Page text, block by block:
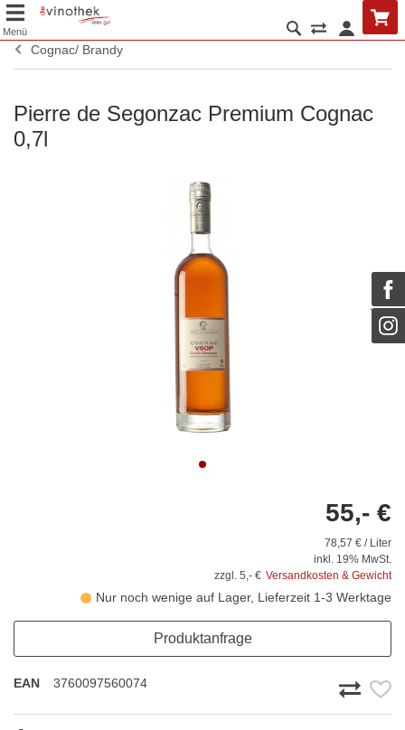
Menü
Cognac/ Brandy
Pierre de Segonzac Premium Cognac
0,7l
55,- €
78,57 € / Liter
inkl. 19% MwSt.
zzgl. 5,- € Versandkosten & Gewicht
Nur noch wenige auf Lager, Lieferzeit 1-3 Werktage
Produktanfrage
EAN 3760097560074